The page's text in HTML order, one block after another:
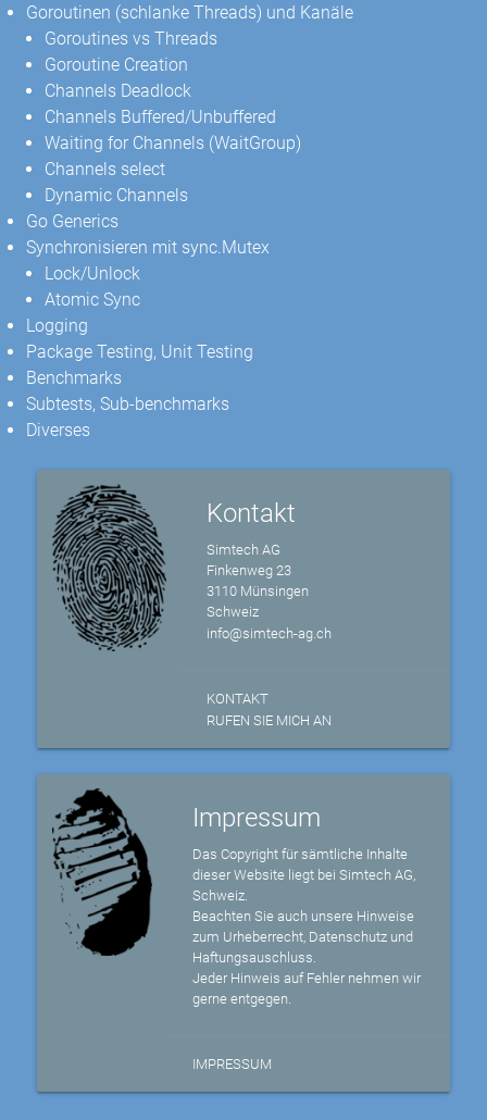
Goroutinen (schlanke Threads) und Kanäle
Goroutines vs Threads
Goroutine Creation
Channels Deadlock
Channels Buffered/Unbuffered
Waiting for Channels (WaitGroup)
Channels select
Dynamic Channels
Go Generics
Synchronisieren mit sync.Mutex
Lock/Unlock
Atomic Sync
Logging
Package Testing, Unit Testing
Benchmarks
Subtests, Sub-benchmarks
Diverses
Kontakt
Simtech AG
Finkenweg 23
3110 Münsingen
Schweiz
info@simtech-ag.ch
KONTAKT
RUFEN SIE MICH AN
Impressum
Das Copyright für sämtliche Inhalte
dieser Website liegt bei Simtech AG,
Schweiz.
Beachten Sie auch unsere Hinweise
zum Urheberrecht, Datenschutz und
Haftungsauschluss.
Jeder Hinweis auf Fehler nehmen wir
gerne entgegen.
IMPRESSUM